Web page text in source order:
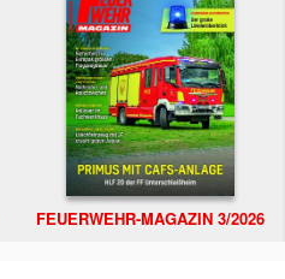
FEUERWEHR-MAGAZIN 3/2026